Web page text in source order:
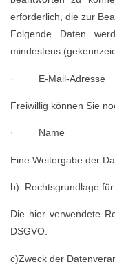
erforderlich, die zur
Folgende Daten
mindestens
· E-Mail-Adresse
Freiwillig können Sie
· Name
Eine Weitergabe der
b) Rechtsgrundlage
Die hier verwendete
DSGVO.
c)Zweck der